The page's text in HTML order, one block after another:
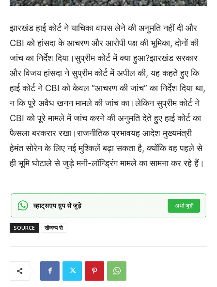
झारखंड हाई कोर्ट ने याचिका वापस लेने की अनुमति नहीं दी और
CBI को हांसदा के आचरण और आरोपी पक्ष की भूमिका, दोनों की
जांच का निर्देश दिया।सुप्रीम कोर्ट में क्या हुआ?झारखंड सरकार
और विजय हांसदा ने सुप्रीम कोर्ट में अपील की, यह कहते हुए कि
हाई कोर्ट ने CBI को केवल “आचरण की जांच” का निर्देश दिया था,
न कि पूरे अवैध खनन मामले की जांच का।लेकिन सुप्रीम कोर्ट ने
CBI को पूरे मामले में जांच करने की अनुमति देते हुए हाई कोर्ट का
फैसला बरकरार रखा।राजनीतिक प्रभावयह आदेश मुख्यमंत्री
हेमंत सोरेन के लिए नई मुश्किलें बढ़ा सकता है, क्योंकि वह पहले से
ही भूमि घोटाले से जुड़े मनी-लॉन्ड्रिंग मामले का सामना कर रहे हैं।
SOURCE सौजन्य से